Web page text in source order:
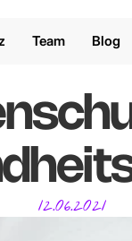
Team Blog
12.06.2021